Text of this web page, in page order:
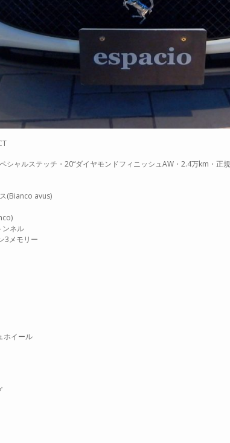
シャルステッチ・20“ダイヤモンドフィニッシュAW・2.4万km・正
(Bianco avus)
ンネル
3メモリー
ホイール